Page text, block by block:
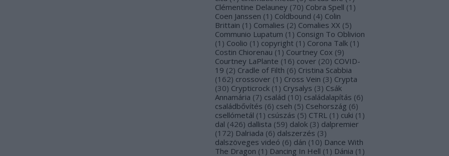
Clémentine Delauney (70) Cobra Spell (1 )
Coen Janssen (1 ) Coldbound (4) Colin
Brittain (1 ) Comalies (2) Comalies XX (5)
Communio Lupatum (1 ) Consign To Oblivion
(1 ) Coolio (1 ) copyright (1 ) Corona Talk (1 )
Costin Chiorenau (1 ) Courtney Cox (9)
Courtney LaPlante (16) cover (20) COVID-
19 (2) Cradle of Filth (6) Cristina Scabbia
(162) crossover (1 ) Cross Vein (3) Crypta
(30) Crypticrock (1 ) Crysalys (3) Csák
Annamária (7) család (10) családalapítás (6)
családbővítés (6) cseh (5) Csehország (6)
csellómetál (1 ) csúszás (5) CTRL (1 ) cuki (1 )
dal (426) dallista (59) dalok (3) dalpremier
(172) Dalriada (6) dalszerzés (3)
dalszöveges videó (6) dán (10) Dance With
The Dragon (1 ) Dancing In Hell (1 ) Dánia (1 )